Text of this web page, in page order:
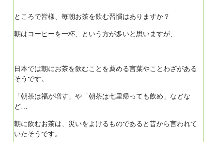
ところで皆様、毎朝お茶を飲む習慣はありますか？
朝はコーヒーを一杯、という方が多いと思いますが、
日本では朝にお茶を飲むことを薦める言葉やことわざがある
そうです。
「朝茶は福が増す」や「朝茶は七里帰っても飲め」などな
ど…
朝に飲むお茶は、災いをよけるものであると昔から言われて
いたそうです。